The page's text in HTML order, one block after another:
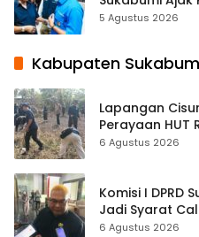
Kebangsaan
5 Agustus 2026
Kabupaten
Lapangan
Perayaan HUT
Warga Satukan
6 Agustus 2026
Komisi I DPRD
Jadi Syarat
6 Agustus 2026